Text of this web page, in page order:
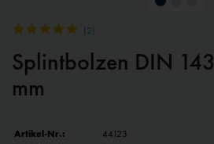
(2)
Splintbolzen DIN
mm
Artikel-Nr.:
44123